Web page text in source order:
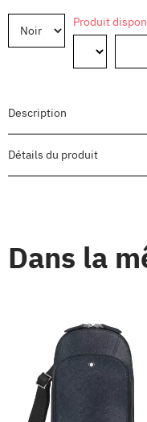
Produit
Description
Détails du produit
Dans la